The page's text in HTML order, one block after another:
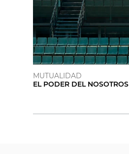
MUTUALIDAD
EL PODER DEL NOSOTROS